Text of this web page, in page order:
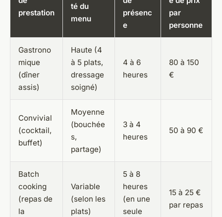
prestation
té du
menu
présenc
e
par
personne
Gastrono
mique
(dîner
assis)
Haute (4
à 5 plats,
dressage
soigné)
4 à 6
heures
80 à 150
€
Convivial
(cocktail,
buffet)
Moyenne
(bouchée
s,
partage)
3 à 4
heures
50 à 90 €
Batch
cooking
(repas de
la
Variable
(selon les
plats)
5 à 8
heures
(en une
seule
15 à 25 €
par repas